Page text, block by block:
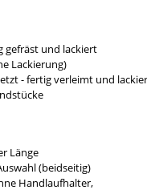
gefräst und lackiert
Lackierung)
- fertig verleimt und
Länge
(beidseitig)
Handlaufhalter,